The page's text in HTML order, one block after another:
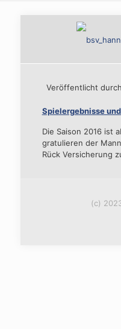
Veröffentlicht durch
Spielergebnisse
Die Saison 2016 ist
gratulieren der
Rück Versicherung
(c)